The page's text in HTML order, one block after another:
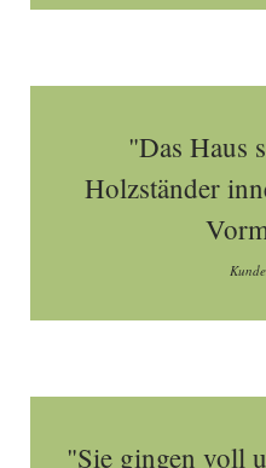
"Das Haus
Holzständer
"Sie gingen voll